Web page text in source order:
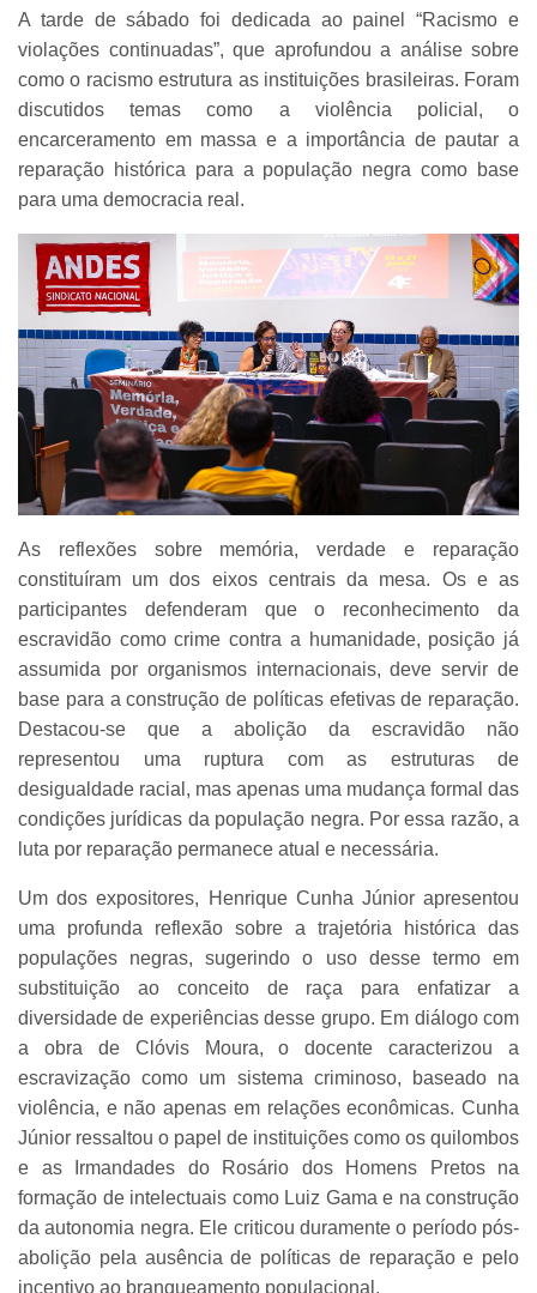
A tarde de sábado foi dedicada ao painel “Racismo e
violações continuadas”, que aprofundou a análise sobre
como o racismo estrutura as instituições brasileiras. Foram
discutidos temas como a violência policial, o
encarceramento em massa e a importância de pautar a
reparação histórica para a população negra como base
para uma democracia real.
As reflexões sobre memória, verdade e reparação
constituíram um dos eixos centrais da mesa. Os e as
participantes defenderam que o reconhecimento da
escravidão como crime contra a humanidade, posição já
assumida por organismos internacionais, deve servir de
base para a construção de políticas efetivas de reparação.
Destacou-se que a abolição da escravidão não
representou uma ruptura com as estruturas de
desigualdade racial, mas apenas uma mudança formal das
condições jurídicas da população negra. Por essa razão, a
luta por reparação permanece atual e necessária.
Um dos expositores, Henrique Cunha Júnior apresentou
uma profunda reflexão sobre a trajetória histórica das
populações negras, sugerindo o uso desse termo em
substituição ao conceito de raça para enfatizar a
diversidade de experiências desse grupo. Em diálogo com
a obra de Clóvis Moura, o docente caracterizou a
escravização como um sistema criminoso, baseado na
violência, e não apenas em relações econômicas. Cunha
Júnior ressaltou o papel de instituições como os quilombos
e as Irmandades do Rosário dos Homens Pretos na
formação de intelectuais como Luiz Gama e na construção
da autonomia negra. Ele criticou duramente o período pós-
abolição pela ausência de políticas de reparação e pelo
incentivo ao branqueamento populacional.